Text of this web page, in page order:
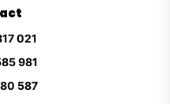
021
981
587